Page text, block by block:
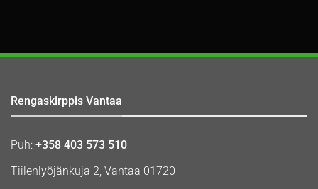
Rengaskirppis Vantaa
Puh: +358 403 573 510
Tiilenlyöjänkuja 2, Vantaa 01720